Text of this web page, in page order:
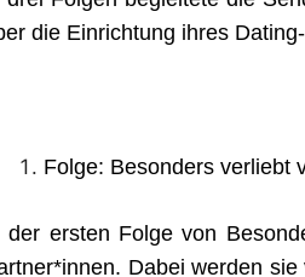
die Einrichtung ihres
Folge: Besonders verliebt
der ersten Folge von
Dabei werden